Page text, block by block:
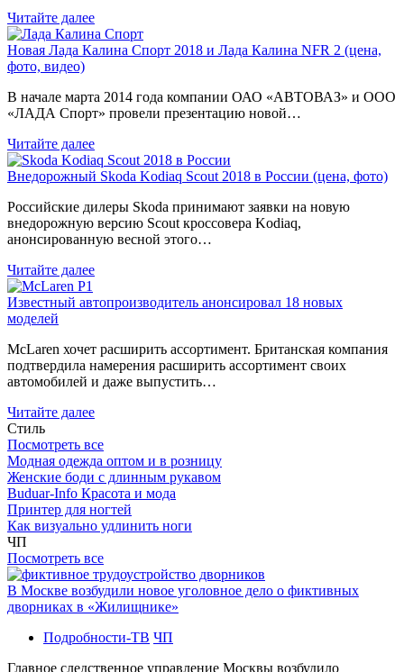
Читайте далее
Новая Лада Калина Спорт 2018 и Лада Калина NFR 2 (цена,
фото, видео)
В начале марта 2014 года компании ОАО «АВТОВАЗ» и ООО
«ЛАДА Спорт» провели презентацию новой…
Читайте далее
Внедорожный Skoda Kodiaq Scout 2018 в России (цена, фото)
Российские дилеры Skoda принимают заявки на новую
внедорожную версию Scout кроссовера Kodiaq,
анонсированную весной этого…
Читайте далее
Известный автопроизводитель анонсировал 18 новых
моделей
McLaren хочет расширить ассортимент. Британская компания
подтвердила намерения расширить ассортимент своих
автомобилей и даже выпустить…
Читайте далее
Стиль
Посмотреть все
Модная одежда оптом и в розницу
Женские боди с длинным рукавом
Buduar-Info Красота и мода
Принтер для ногтей
Как визуально удлинить ноги
ЧП
Посмотреть все
В Москве возбудили новое уголовное дело о фиктивных
дворниках в «Жилищнике»
Подробности-ТВ ЧП
Главное следственное управление Москвы возбудило